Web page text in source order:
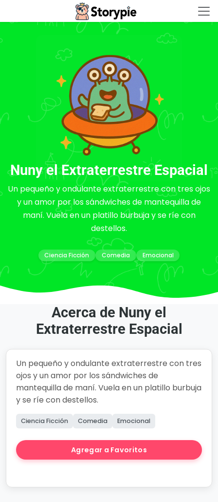
Storypie - Home
Nuny el Extraterrestre Espacial
Un pequeño y ondulante extraterrestre con tres ojos
y un amor por los sándwiches de mantequilla de
maní. Vuela en un platillo burbuja y se ríe con
destellos.
Ciencia Ficción Comedia Emocional
Acerca de Nuny el
Extraterrestre Espacial
Un pequeño y ondulante extraterrestre con tres
ojos y un amor por los sándwiches de
mantequilla de maní. Vuela en un platillo burbuja
y se ríe con destellos.
Ciencia Ficción Comedia Emocional
Agregar a Favoritos